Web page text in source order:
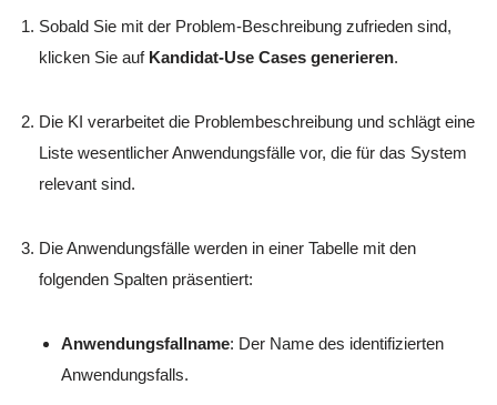
Sobald Sie mit der Problem-Beschreibung zufrieden sind,
klicken Sie auf Kandidat-Use Cases generieren.
Die KI verarbeitet die Problembeschreibung und schlägt eine
Liste wesentlicher Anwendungsfälle vor, die für das System
relevant sind.
Die Anwendungsfälle werden in einer Tabelle mit den
folgenden Spalten präsentiert:
Anwendungsfallname: Der Name des identifizierten
Anwendungsfalls.